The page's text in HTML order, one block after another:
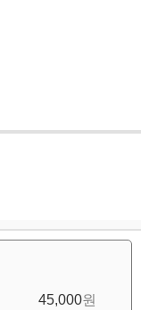
45,000원